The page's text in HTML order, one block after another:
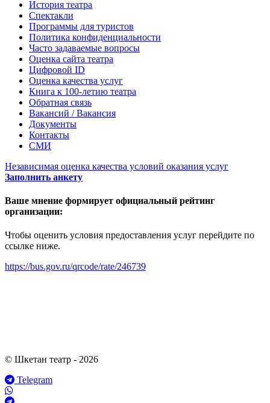
История театра
Спектакли
Программы для туристов
Политика конфиденциальности
Часто задаваемые вопросы
Оценка сайта театра
Цифровой ID
Оценка качества услуг
Книга к 100-летию театра
Обратная связь
Вакансий / Вакансия
Документы
Контакты
СМИ
Независимая оценка качества условий оказания услуг
Заполнить анкету
Ваше мнение формирует официальный рейтинг
организации:
Чтобы оценить условия предоставления услуг перейдите по
ссылке ниже.
https://bus.gov.ru/qrcode/rate/246739
© Шкетан театр - 2026
Telegram